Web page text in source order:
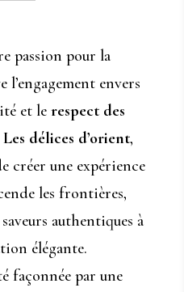
passion pour la
l’engagement envers
et lerespect des
Les délices d’orient,
créer une expérience
les frontières,
authentiques à
élégante.
façonnée par une